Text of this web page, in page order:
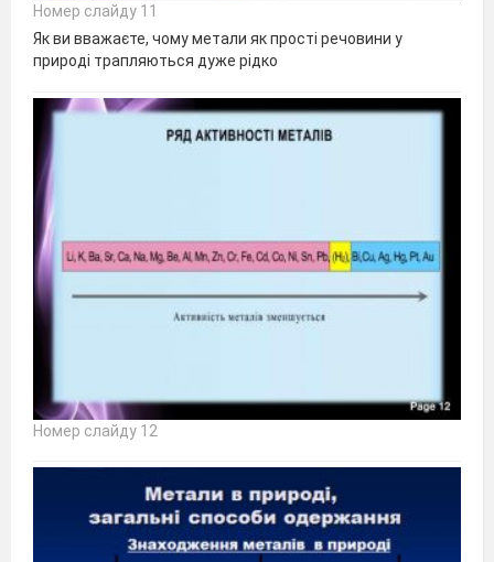
Номер слайду 11
Як ви вважаєте, чому метали як прості речовини у
природі трапляються дуже рідко
Номер слайду 12